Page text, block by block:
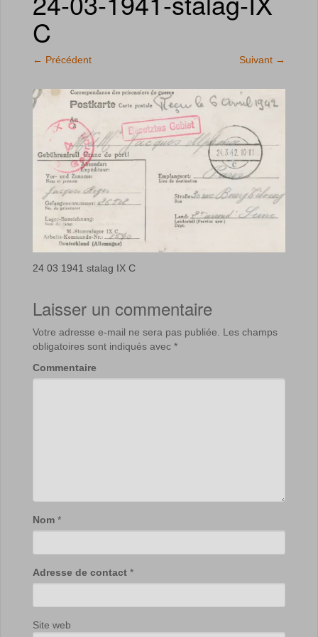
C
← Précédent Suivant →
24 03 1941 stalag IX C
Laisser un commentaire
Votre adresse e-mail ne sera pas publiée. Les champs
obligatoires sont indiqués avec *
Commentaire
Nom *
Adresse de contact *
Site web